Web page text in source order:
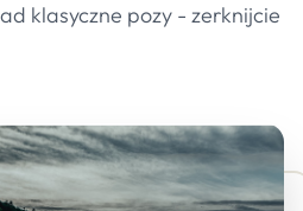
klasyczne pozy - zerknijcie